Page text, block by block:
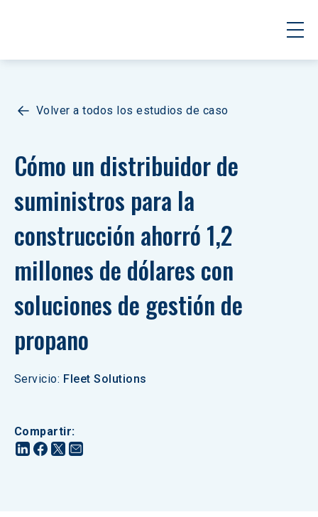
Volver a todos los estudios de caso
Cómo un distribuidor de
suministros para la
construcción ahorró 1,2
millones de dólares con
soluciones de gestión de
propano
Servicio: Fleet Solutions
Compartir: